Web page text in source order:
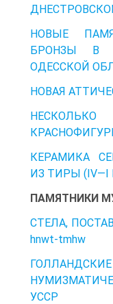
НОВЫЕ
БРОНЗЫ В
ОДЕССКОЙ
НОВАЯ
КЕРАМИКА
ИЗ ТИРЫ (IV—I
ПАМЯТНИКИ
СТЕЛА,
hnwt-tmhw
УССР